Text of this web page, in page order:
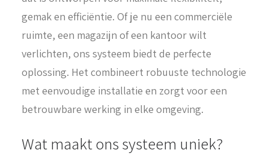
gemak en efficiëntie. Of je nu een commerciële
ruimte, een magazijn of een kantoor wilt
verlichten, ons systeem biedt de perfecte
oplossing. Het combineert robuuste technologie
met eenvoudige installatie en zorgt voor een
betrouwbare werking in elke omgeving.
Wat maakt ons systeem uniek?